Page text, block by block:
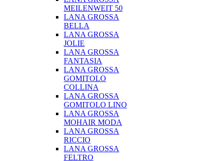
MEILENWEIT 50
LANA GROSSA
BELLA
LANA GROSSA
JOLIE
LANA GROSSA
FANTASIA
LANA GROSSA
GOMITOLO
COLLINA
LANA GROSSA
GOMITOLO LINO
LANA GROSSA
MOHAIR MODA
LANA GROSSA
RICCIO
LANA GROSSA
FELTRO